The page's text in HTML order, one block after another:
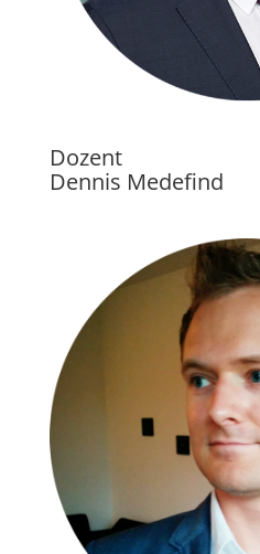
Dozent
Dennis Medefind